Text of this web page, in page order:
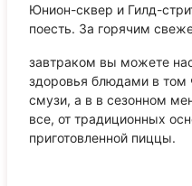
Юнион-сквер и Гилд-
поесть. За горячим
завтраком вы можете
здоровья блюдами в
смузи, а в в сезонном
все, от традиционных
приготовленной пиццы.